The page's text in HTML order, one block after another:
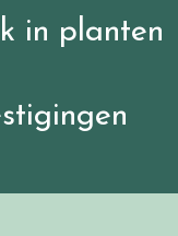
in planten